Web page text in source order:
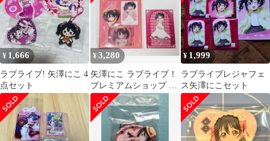
¥ 1,666
ラブライブ! 矢澤にこ 4
点セット
¥3,280
矢澤にこ ラブライブ！
プレミアムショップ プ
レミアムセット ブロマ
イド
¥ 1,999
ラブライブレジャフェ
ス矢澤にこセット